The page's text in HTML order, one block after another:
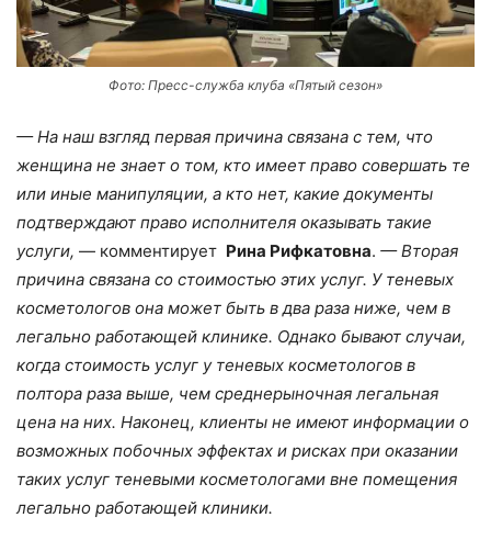
Фото: Пресс-служба клуба «Пятый сезон»
— На наш взгляд первая причина связана с тем, что
женщина не знает о том, кто имеет право совершать те
или иные манипуляции, а кто нет, какие документы
подтверждают право исполнителя оказывать такие
услуги, — комментирует Рина Рифкатовна. — Вторая
причина связана со стоимостью этих услуг. У теневых
косметологов она может быть в два раза ниже, чем в
легально работающей клинике. Однако бывают случаи,
когда стоимость услуг у теневых косметологов в
полтора раза выше, чем среднерыночная легальная
цена на них. Наконец, клиенты не имеют информации о
возможных побочных эффектах и рисках при оказании
таких услуг теневыми косметологами вне помещения
легально работающей клиники.